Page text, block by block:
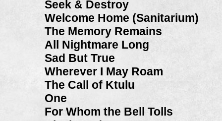
Seek & Destroy
Welcome Home (Sanitarium)
The Memory Remains
All Nightmare Long
Sad But True
Wherever I May Roam
The Call of Ktulu
One
For Whom the Bell Tolls